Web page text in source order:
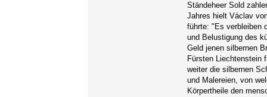
Ständeheer Sold
Jahres hielt Václav
führte: "Es verbleiben
und Belustigung des
Geld jenen silbernen
Fürsten Liechtenstein
weiter die silbernen
und Malereien, von
Körpertheile den